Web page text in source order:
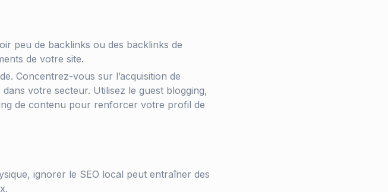
peu de backlinks ou des backlinks de
de votre site.
Concentrez-vous sur l’acquisition de
votre secteur. Utilisez le guest blogging,
de contenu pour renforcer votre profil de
ignorer le SEO local peut entraîner des